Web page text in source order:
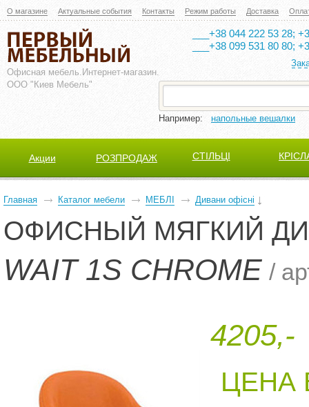
О магазине Актуальные события Контакты Режим работы Доставка
Офисная мебель. Интернет-магазин.
ООО "Киев Мебель"
___+38 044 222 53 28;
___+38 099 531 80 80;
Например: напольные вешалки
Акции РОЗПРОДАЖ СТІЛЬЦІ
Главная Каталог мебели МЕБЛІ Дивани офісні
ОФИСНЫЙ МЯГКИЙ
WAIT 1S CHROME /
4205,-
ЦЕНА